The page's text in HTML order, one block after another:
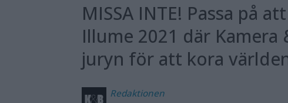
MISSA INTE! Passa på
Illume 2021 där
juryn för att kora
Redaktionen